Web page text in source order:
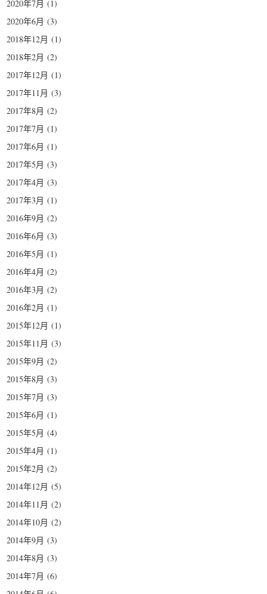
2020年7月 (1)
2020年6月 (3)
2018年12月 (1)
2018年2月 (2)
2017年12月 (1)
2017年11月 (3)
2017年8月 (2)
2017年7月 (1)
2017年6月 (1)
2017年5月 (3)
2017年4月 (3)
2017年3月 (1)
2016年9月 (2)
2016年6月 (3)
2016年5月 (1)
2016年4月 (2)
2016年3月 (2)
2016年2月 (1)
2015年12月 (1)
2015年11月 (3)
2015年9月 (2)
2015年8月 (3)
2015年7月 (3)
2015年6月 (1)
2015年5月 (4)
2015年4月 (1)
2015年2月 (2)
2014年12月 (5)
2014年11月 (2)
2014年10月 (2)
2014年9月 (3)
2014年8月 (3)
2014年7月 (6)